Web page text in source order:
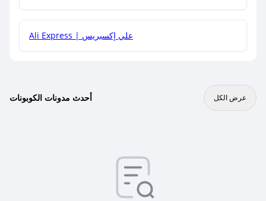
Ali Express | علي إكسبريس
أحدث مدونات الكوبونات عرض الكل